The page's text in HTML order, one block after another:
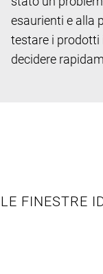
esaurienti e alla
testare i prodotti
decidere
LE FINESTRE